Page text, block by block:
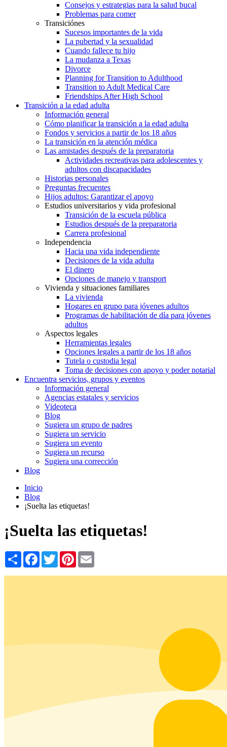
Consejos y estrategias para la salud bucal
Problemas para comer
Transiciónes
Sucesos importantes de la vida
La pubertad y la sexualidad
Cuando fallece tu hijo
La mudanza a Texas
Divorce
Planning for Transition to Adulthood
Transition to Adult Medical Care
Friendships After High School
Transición a la edad adulta
Información general
Cómo planificar la transición a la edad adulta
Fondos y servicios a partir de los 18 años
La transición en la atención médica
Las amistades después de la preparatoria
Actividades recreativas para adolescentes y
adultos con discapacidades
Historias personales
Preguntas frecuentes
Hijos adultos: Garantizar el apoyo
Estudios universitarios y vida profesional
Transición de la escuela pública
Estudios después de la preparatoria
Carrera profesional
Independencia
Hacia una vida independiente
Decisiones de la vida adulta
El dinero
Opciones de manejo y transport
Vivienda y situaciones familiares
La vivienda
Hogares en grupo para jóvenes adultos
Programas de habilitación de día para jóvenes
adultos
Aspectos legales
Herramientas legales
Opciones legales a partir de los 18 años
Tutela o custodia legal
Toma de decisiones con apoyo y poder notarial
Encuentra servicios, grupos y eventos
Información general
Agencias estatales y servicios
Videoteca
Blog
Sugiera un grupo de padres
Sugiera un servicio
Sugiera un evento
Sugiera un recurso
Sugiera una corrección
Blog
Inicio
Blog
¡Suelta las etiquetas!
¡Suelta las etiquetas!
Share Facebook
TwitterPinterest